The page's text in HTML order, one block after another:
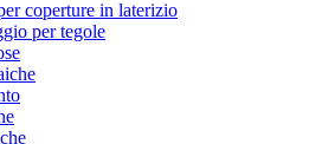
coperture in laterizio
per tegole